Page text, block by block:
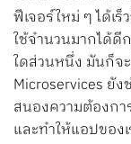
ฟีเจอร์ใหม่ ๆ ได้เ
ใช้จำนวนมากได้
ใดส่วนหนึ่ง มันก็จ
Microservices ยัง
สนองความต้องก
และทำให้แอปของ